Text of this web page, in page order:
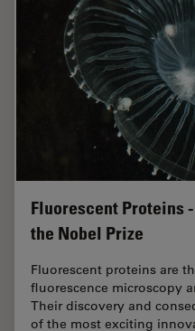
Fluorescent Proteins
the Nobel Prize
Fluorescent proteins are
fluorescence microscopy
Their discovery and
of the most exciting